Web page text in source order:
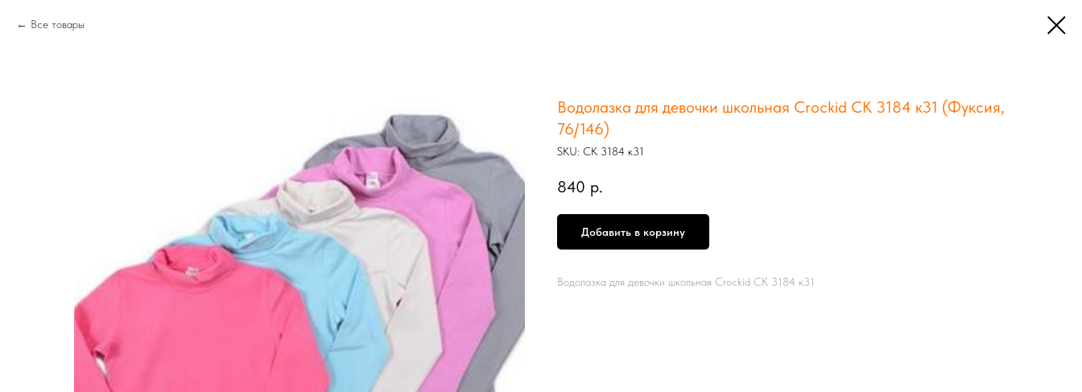
Все товары
Водолазка для девочки школьная Crockid СК 3184 к31 (Фуксия,
76/146)
SKU: СК 3184 к31
840 р.
Добавить в корзину
Водолазка для девочки школьная Crockid СК 3184 к31